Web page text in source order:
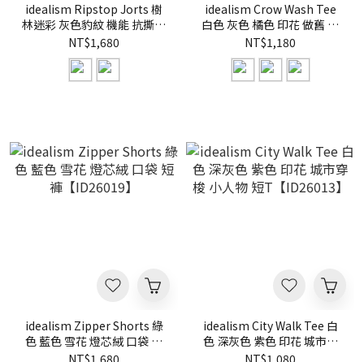
idealism Ripstop Jorts 樹
林迷彩 灰色豹紋 機能 抗撕裂
彩圖 短褲【ID26045】
NT$1,680
idealism Crow Wash Tee
白色 灰色 橘色 印花 做舊 烏
鴉 水洗 短T【ID26017】
NT$1,180
idealism Zipper Shorts 綠
色 藍色 雪花 燈芯絨 口袋 短
褲【ID26019】
NT$1,680
idealism City Walk Tee 白
色 深灰色 紫色 印花 城市穿
梭 小人物 短T【ID26013】
NT$1,080